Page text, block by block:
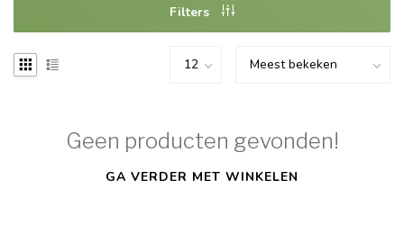
Filters
Geen producten gevonden!
GA VERDER MET WINKELEN